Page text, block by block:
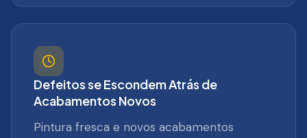
Defeitos se Escondem Atrás de
Acabamentos Novos
Pintura fresca e novos acabamentos